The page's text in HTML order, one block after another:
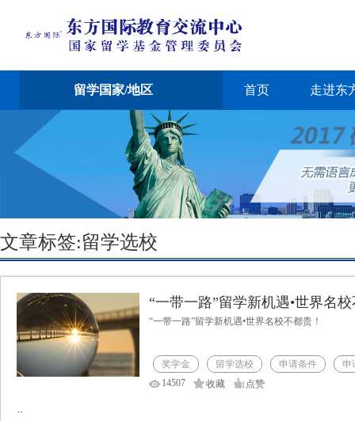
留学国家/地区 首页 走进东
文章标签:留学选校
“一带一路”留学新机遇•世界名
“一带一路”留学新机遇•世界名校不都贵！
奖学金 留学选校 申请条件
申
14507
收藏 点赞
··